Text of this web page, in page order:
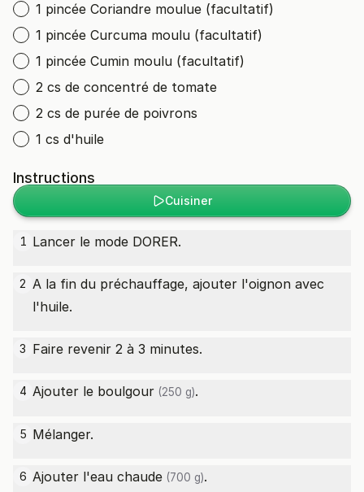
1 pincée Coriandre moulue (facultatif)
1 pincée Curcuma moulu (facultatif)
1 pincée Cumin moulu (facultatif)
2 cs de concentré de tomate
2 cs de purée de poivrons
1 cs d'huile
Instructions
Cuisiner
1 Lancer le mode DORER.
2 A la fin du préchauffage, ajouter l'oignon avec
l'huile.
3 Faire revenir 2 à 3 minutes.
4 Ajouter le boulgour (250 g).
5 Mélanger.
6 Ajouter l'eau chaude (700 g).